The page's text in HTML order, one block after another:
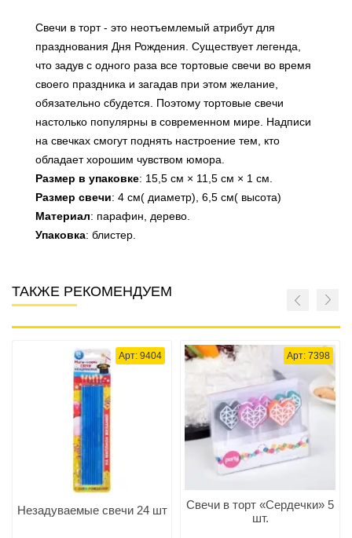
Свечи в торт - это неотъемлемый атрибут для
празднования Дня Рождения. Существует легенда,
что задув с одного раза все тортовые свечи во время
своего праздника и загадав при этом желание,
обязательно сбудется. Поэтому тортовые свечи
настолько популярны в современном мире. Надписи
на свечках смогут поднять настроение тем, кто
обладает хорошим чувством юмора.
Размер в упаковке: 15,5 см × 11,5 см × 1 см.
Размер свечи: 4 см( диаметр), 6,5 см( высота)
Материал: парафин, дерево.
Упаковка: блистер.
ТАКЖЕ РЕКОМЕНДУЕМ
Арт: 9404
Незадуваемые свечи 24 шт
Арт: 7398
Свечи в торт «Сердечки» 5
шт.